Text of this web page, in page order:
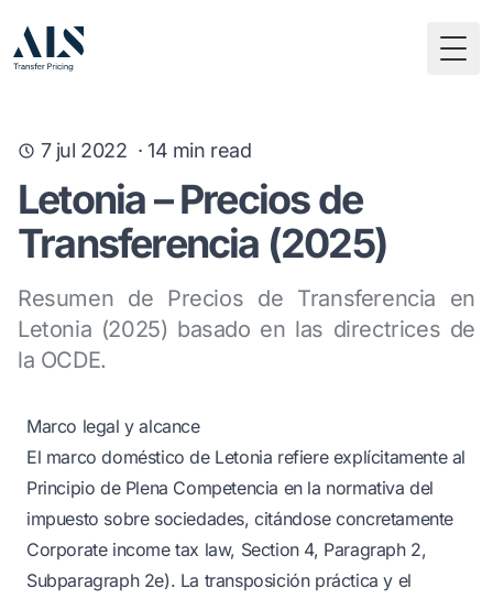
7 jul 2022 ·14 min read
Letonia – Precios de
Transferencia (2025)
Resumen de Precios de Transferencia en
Letonia (2025) basado en las directrices de
la OCDE.
Marco legal y alcance
El marco doméstico de Letonia refiere explícitamente al
Principio de Plena Competencia en la normativa del
impuesto sobre sociedades, citándose concretamente
Corporate income tax law, Section 4, Paragraph 2,
Subparagraph 2e). La transposición práctica y el